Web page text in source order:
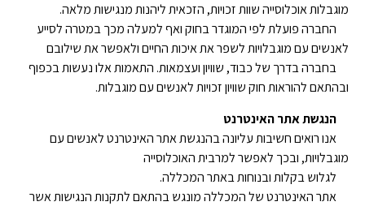
מוגבלות אוכלוסייה שוות זכויות, הזכאית ליהנות מנגישות מלאה.
החברה פועלת לפי המוגדר בחוק ואף למעלה מכך במטרה לסייע
לאנשים עם מוגבלויות לשפר את איכות החיים ולאפשר את שילובם
בחברה בדרך של כבוד, שוויון ועצמאות. התאמות אלו נעשות בכפוף
ובהתאם להוראות חוק שוויון זכויות לאנשים עם מוגבלות.
הנגשת אתר האינטרנט
אנו רואים חשיבות עליונה בהנגשת אתר האינטרנט לאנשים עם
מוגבלויות, ובכך לאפשר למרבית האוכלוסייה
לגלוש בקלות ובנוחות באתר המכללה.
אתר האינטרנט של המכללה מונגש בהתאם לתקנות הנגישות אשר